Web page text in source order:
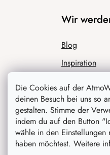
Die Cookies auf der
deinen Besuch bei uns so
gestalten. Stimme der
indem du auf den Button
wähle in den
haben möchtest. Weitere
Wir
Blog
Inspiration